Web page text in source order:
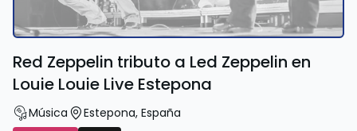
Red Zeppelin tributo a Led Zeppelin en
Louie Louie Live Estepona
Música Estepona, España